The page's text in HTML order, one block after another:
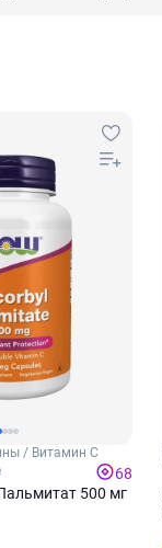
/ Витамин С
68
500 мг